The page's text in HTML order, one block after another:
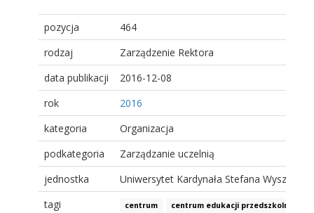
pozycja
464
rodzaj
Zarządzenie Rektora
data publikacji
2016-12-08
rok
2016
kategoria
Organizacja
podkategoria
Zarządzanie uczelnią
jednostka
Uniwersytet Kardynała Stefana
tagi
centrum centrum edukacji przedszkolnej i